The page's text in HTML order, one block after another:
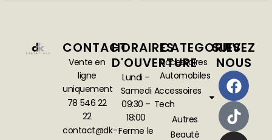
CONTACT
Vente en
ligne
uniquement
78 546 22
22
contact@dk-
HORAIRES
D'OUVERTURE
Lundi –
Samedi
09:30 –
18:00
Ferme le
CATEGORIES
Accessoires
Automobiles
Accessoires
Tech
Autres
Beauté
SUIVEZ
NOUS